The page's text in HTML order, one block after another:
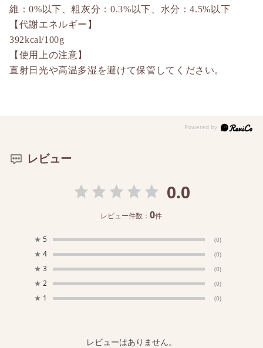
維：0%以下、粗灰分：0.3%以下、水分：4.5%以下
【代謝エネルギー】
392kcal/100g
【使用上の注意】
直射日光や高温多湿を避けて保管してください。
レビュー
0.0
レビュー件数：0件
★ 5 (0)
★ 4 (0)
★ 3 (0)
★ 2 (0)
★ 1 (0)
レビューはありません。